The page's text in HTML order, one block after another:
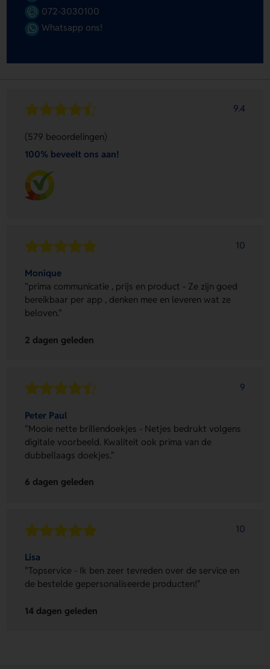
072-3030100
Whatsapp ons!
9.4
(579 beoordelingen)
100% beveelt ons aan!
10
Monique
"prima communicatie , prijs en product - Ze zijn goed
bereikbaar per app , denken mee en leveren wat ze
beloven."
2 dagen geleden
9
Peter Paul
"Mooie nette brillendoekjes - Netjes bedrukt volgens
digitale voorbeeld. Kwaliteit ook prima van de
dubbellaags doekjes."
6 dagen geleden
10
Lisa
"Topservice - Ik ben zeer tevreden over de service en
de bestelde gepersonaliseerde producten!"
14 dagen geleden